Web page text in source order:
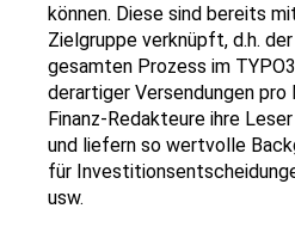
können. Diese sind bereits
Zielgruppe verknüpft, d.h.
gesamten Prozess im
derartiger Versendungen
Finanz-Redakteure ihre
und liefern so wertvolle
für
usw.